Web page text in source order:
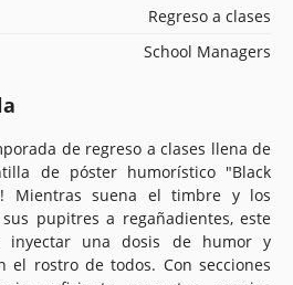
Regreso a clases
School Managers
de regreso a clases llena de
de póster humorístico "Black
Mientras suena el timbre y los
pupitres a regañadientes, este
inyectar una dosis de humor y
el rostro de todos. Con secciones